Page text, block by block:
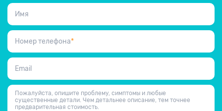
Имя
Номер телефона*
Email
Пожалуйста, опишите проблему, симптомы и любые
существенные детали. Чем детальнее описание, тем точнее
предварительная стоимость.